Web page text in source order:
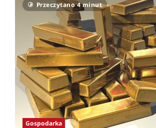
Przeczytano 4 minut
Gospodarka